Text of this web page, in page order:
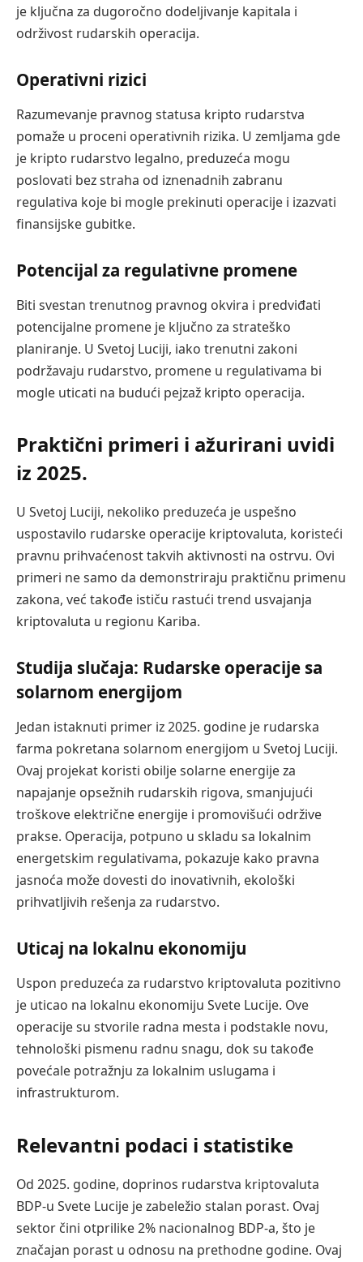
je ključna za dugoročno dodeljivanje kapitala i
održivost rudarskih operacija.
Operativni rizici
Razumevanje pravnog statusa kripto rudarstva
pomaže u proceni operativnih rizika. U zemljama gde
je kripto rudarstvo legalno, preduzeća mogu
poslovati bez straha od iznenadnih zabranu
regulativa koje bi mogle prekinuti operacije i izazvati
finansijske gubitke.
Potencijal za regulativne promene
Biti svestan trenutnog pravnog okvira i predviđati
potencijalne promene je ključno za strateško
planiranje. U Svetoj Luciji, iako trenutni zakoni
podržavaju rudarstvo, promene u regulativama bi
mogle uticati na budući pejzaž kripto operacija.
Praktični primeri i ažurirani uvidi
iz 2025.
U Svetoj Luciji, nekoliko preduzeća je uspešno
uspostavilo rudarske operacije kriptovaluta, koristeći
pravnu prihvaćenost takvih aktivnosti na ostrvu. Ovi
primeri ne samo da demonstriraju praktičnu primenu
zakona, već takođe ističu rastući trend usvajanja
kriptovaluta u regionu Kariba.
Studija slučaja: Rudarske operacije sa
solarnom energijom
Jedan istaknuti primer iz 2025. godine je rudarska
farma pokretana solarnom energijom u Svetoj Luciji.
Ovaj projekat koristi obilje solarne energije za
napajanje opsežnih rudarskih rigova, smanjujući
troškove električne energije i promovišući održive
prakse. Operacija, potpuno u skladu sa lokalnim
energetskim regulativama, pokazuje kako pravna
jasnoća može dovesti do inovativnih, ekološki
prihvatljivih rešenja za rudarstvo.
Uticaj na lokalnu ekonomiju
Uspon preduzeća za rudarstvo kriptovaluta pozitivno
je uticao na lokalnu ekonomiju Svete Lucije. Ove
operacije su stvorile radna mesta i podstakle novu,
tehnološki pismenu radnu snagu, dok su takođe
povećale potražnju za lokalnim uslugama i
infrastrukturom.
Relevantni podaci i statistike
Od 2025. godine, doprinos rudarstva kriptovaluta
BDP-u Svete Lucije je zabeležio stalan porast. Ovaj
sektor čini otprilike 2% nacionalnog BDP-a, što je
značajan porast u odnosu na prethodne godine. Ovaj